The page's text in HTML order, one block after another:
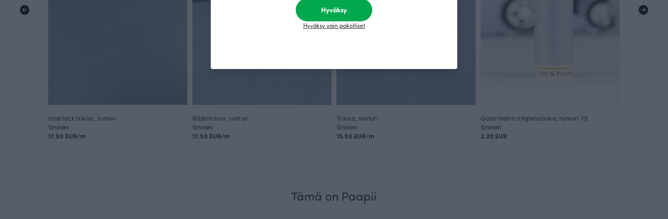
Interlock trikoo, tunturi
Sininen
17.90 EUR/m
Ribbitrikoo, tunturi
Sininen
17.90 EUR/m
Trikoo, tunturi
Sininen
15.90 EUR/m
Gütermann ompelulanka, tunturi 75
Sininen
3.20 EUR
Tämä on Paapii
Hyväksy
Hyväksy vain pakolliset